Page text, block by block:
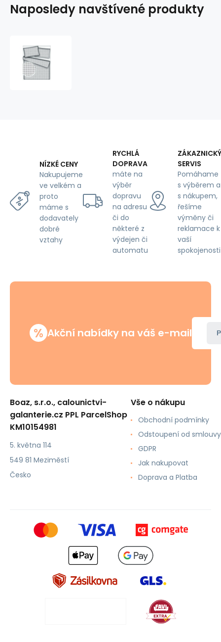
Naposledy navštívené produkty
NÍZKÉ CENY
Nakupujeme
ve velkém a
proto
máme s
dodavately
dobré
vztahy
RYCHLÁ
DOPRAVA
máte na
výběr
dopravu
na adresu
či do
některé z
výdejen či
automatu
ZÁKAZNICKÝ
SERVIS
Pomáhame
s výběrem a
s nákupem,
řešíme
výměny či
reklamace k
vaší
spokojenosti
% Akční nabídky na váš e-mail
Boaz, s.r.o., calounictvi-
galanterie.cz PPL ParcelShop
KM10154981
5. května 114
549 81 Meziměstí
Česko
Vše o nákupu
Obchodní podmínky
Odstoupení od smlouvy
GDPR
Jak nakupovat
Doprava a Platba